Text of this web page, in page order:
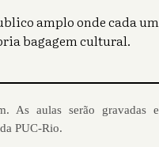
amplo onde cada um
bagagem cultural.
As aulas serão gravadas e
PUC-Rio.